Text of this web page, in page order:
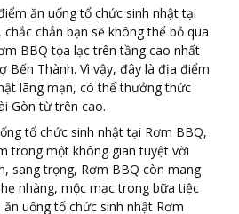
ăn uống tổ chức sinh nhật tại
chắn bạn sẽ không thể bỏ qua
BBQ tọa lạc trên tầng cao nhất
Bến Thành. Vì vậy, đây là địa điểm
lãng mạn, có thể thưởng thức
Gòn từ trên cao.
tổ chức sinh nhật tại Rơm BBQ,
trong một không gian tuyệt vời
sang trọng, Rơm BBQ còn mang
nhàng, mộc mạc trong bữa tiệc
uống tổ chức sinh nhật Rơm